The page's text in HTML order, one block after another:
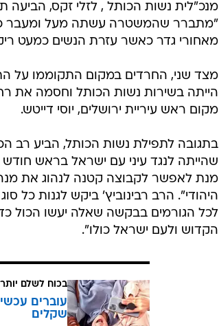
מנכ"לית נשות הכותל , לזלי זקס,
"מתברר שהמשטרה עשתה מעל ומעבר כדי
מאחורי גדר כאשר עזרת הנשים כמעט
מצד שני, החרדים במקום התקוממו על
הייתה בשירות נשות הכותל וחסמה את
מקום ראש עיריית ירושלים, יוסי דייטש.
בתגובה לתפילת נשות הכותל, הביע רב
שהייתה לנגד עיני עם ישראל בראש
מנת לאפשר לקבוצה קטנה לנהוג את
היהודי". הרב רבינוביץ' ביקש לגנות כל
לכל הגורמים בבקשה שאלה יעשו הכול
הקדוש ולעם ישראל כולו".
בכוח לשלם
שקלים